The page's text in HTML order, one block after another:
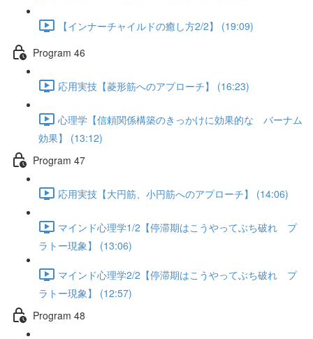
【インナーチャイルドの癒し方2/2】 (19:09)
Program 46
応用実技【菱形筋へのアプローチ】 (16:23)
心理学【信頼関係構築のきっかけに効果的な バーナム
効果】 (13:12)
Program 47
応用実技【大円筋、小円筋へのアプローチ】 (14:06)
マインド心理学1/2【停滞期はこうやってぶち破れ プ
ラトー現象】 (13:06)
マインド心理学2/2【停滞期はこうやってぶち破れ プ
ラトー現象】 (12:57)
Program 48